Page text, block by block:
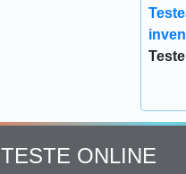
Teste
TESTE ONLINE